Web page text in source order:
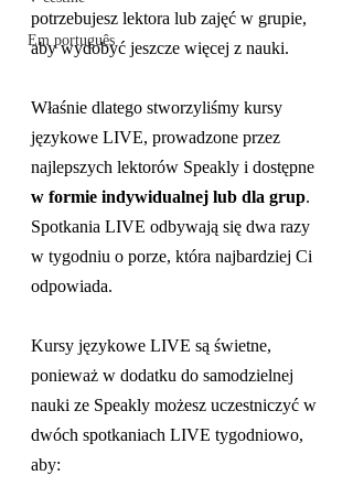
Em português
potrzebujesz lektora lub zajęć w grupie,
aby wydobyć jeszcze więcej z nauki.
Właśnie dlatego stworzyliśmy kursy
językowe LIVE, prowadzone przez
najlepszych lektorów Speakly i dostępne
w formie indywidualnej lub dla grup.
Spotkania LIVE odbywają się dwa razy
w tygodniu o porze, która najbardziej Ci
odpowiada.
Kursy językowe LIVE są świetne,
ponieważ w dodatku do samodzielnej
nauki ze Speakly możesz uczestniczyć w
dwóch spotkaniach LIVE tygodniowo,
aby: